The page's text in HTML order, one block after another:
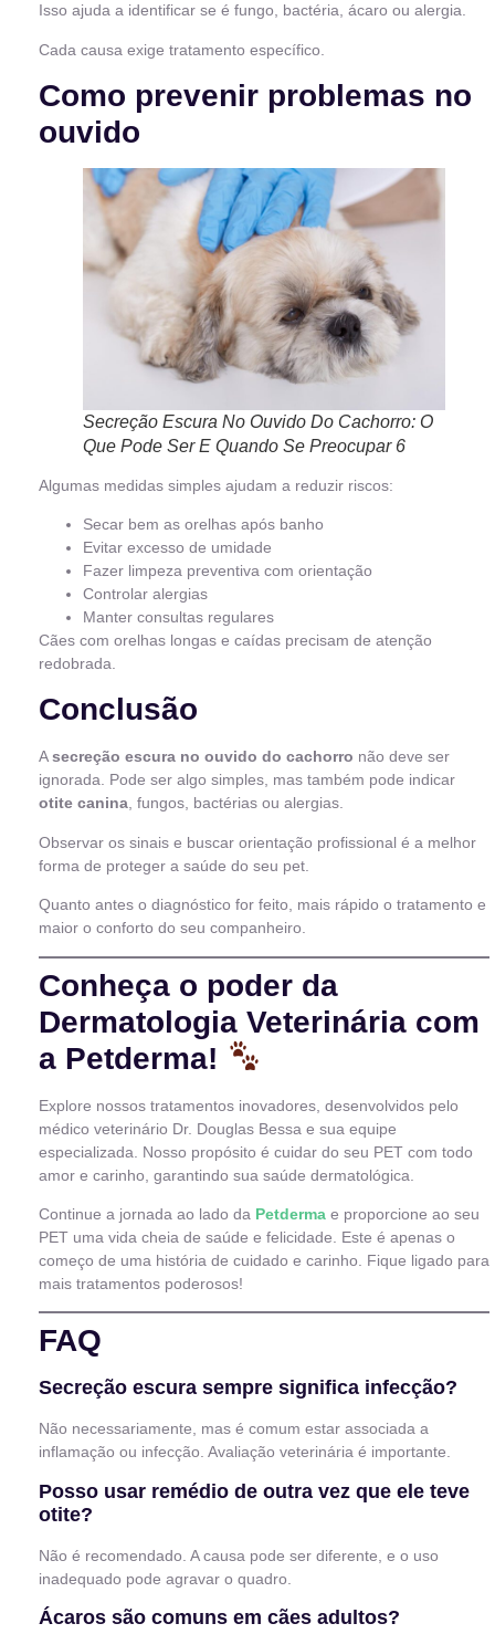
Isso ajuda a identificar se é fungo, bactéria, ácaro ou alergia.
Cada causa exige tratamento específico.
Como prevenir problemas no
ouvido
Secreção Escura No Ouvido Do Cachorro: O
Que Pode Ser E Quando Se Preocupar 6
Algumas medidas simples ajudam a reduzir riscos:
Secar bem as orelhas após banho
Evitar excesso de umidade
Fazer limpeza preventiva com orientação
Controlar alergias
Manter consultas regulares
Cães com orelhas longas e caídas precisam de atenção
redobrada.
Conclusão
Asecreção escura no ouvido do cachorro não deve ser
ignorada. Pode ser algo simples, mas também pode indicar
otite canina, fungos, bactérias ou alergias.
Observar os sinais e buscar orientação profissional é a melhor
forma de proteger a saúde do seu pet.
Quanto antes o diagnóstico for feito, mais rápido o tratamento e
maior o conforto do seu companheiro.
Conheça o poder da
Dermatologia Veterinária com
a Petderma!
Explore nossos tratamentos inovadores, desenvolvidos pelo
médico veterinário Dr. Douglas Bessa e sua equipe
especializada. Nosso propósito é cuidar do seu PET com todo
amor e carinho, garantindo sua saúde dermatológica.
Continue a jornada ao lado da Petderma e proporcione ao seu
PET uma vida cheia de saúde e felicidade. Este é apenas o
começo de uma história de cuidado e carinho. Fique ligado para
mais tratamentos poderosos!
FAQ
Secreção escura sempre significa infecção?
Não necessariamente, mas é comum estar associada a
inflamação ou infecção. Avaliação veterinária é importante.
Posso usar remédio de outra vez que ele teve
otite?
Não é recomendado. A causa pode ser diferente, e o uso
inadequado pode agravar o quadro.
Ácaros são comuns em cães adultos?